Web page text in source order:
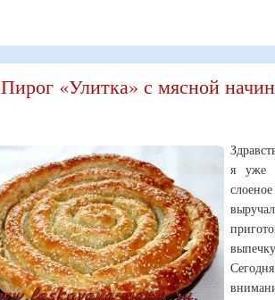
Пирог «Улитка» с мясной
я уже